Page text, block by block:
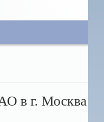
в г. Москва